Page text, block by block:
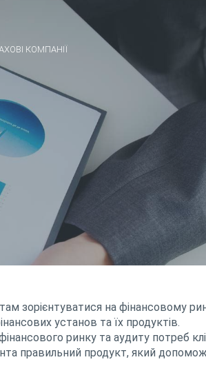
КОМПАНІЇ
зорієнтуватися на фінансовому
установ та їх продуктів.
фінансового ринку та аудиту потреб
правильний продукт, який